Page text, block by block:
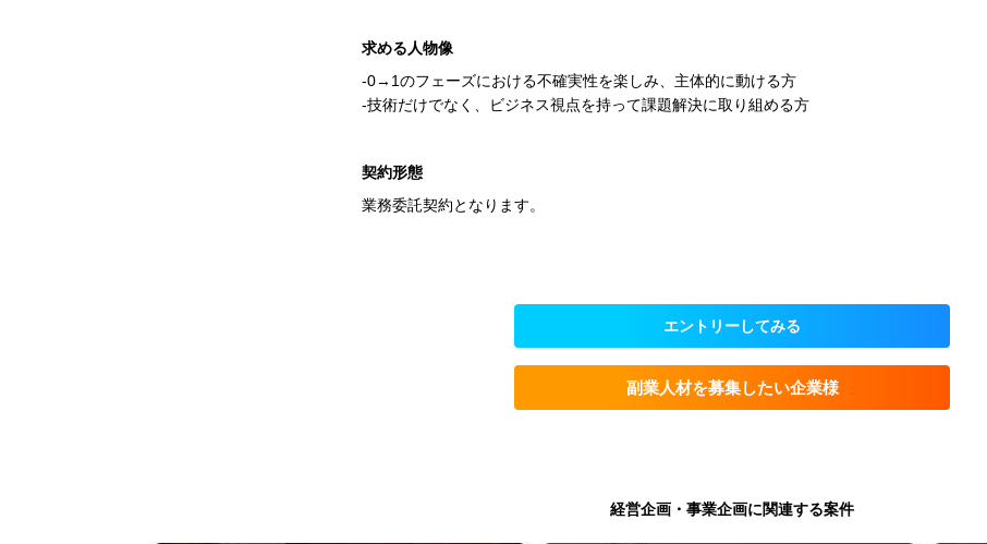
求める人物像
-0→1のフェーズにおける不確実性を楽しみ、主体的に動ける方
-技術だけでなく、ビジネス視点を持って課題解決に取り組める方
契約形態
業務委託契約となります。
エントリーしてみる
副業人材を募集したい企業様
経営企画・事業企画に関連する案件